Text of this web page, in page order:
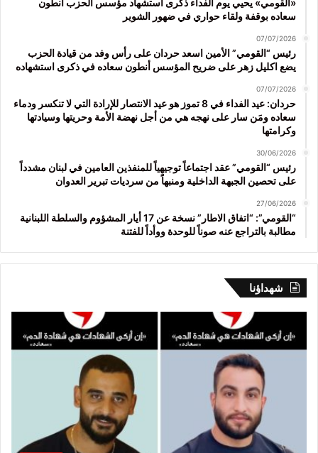
سعاده بوقفة ولقاء حواري في ضهور الشوير
07/07/2026
رئيس “القومي” الأمين اسعد حردان على رأس وفد من قيادة الحزب
يضع اكليل زهر على ضريح المؤسس أنطون سعاده في ذكرى استشهاده
07/07/2026
حردان: عيد الفداء في 8 تموز هو عيد الانتصار للإرادة التي لا تنكسر ودماء
سعاده ومَن سار على نهجه هي من أجل نهضة الأمة وحريتها وسيادتها
وكرامتها
30/06/2026
رئيس “القومي” عقد اجتماعاً توجيهياً للمنفذين العامين في لبنان مشدداً
على تحصين الجبهة الداخلية ومنبهاً من سرديات تبرير العدوان
27/06/2026
“القومي”: “اتفاق الاطار” نسخة عن 17 أيار المشؤوم والسلطة اللبنانية
مطالبة بالتراجع عنه صوناً للوحدة ووأداً للفتنة
شهداؤنا